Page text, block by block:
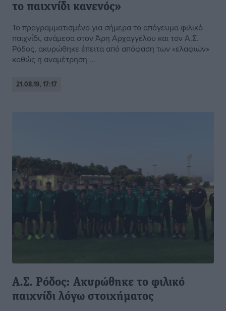
το παιχνίδι κανενός»
Το προγραμματισμένο για σήμερα το απόγευμα φιλικό
παιχνίδι, ανάμεσα στον Άρη Αρχαγγέλου και τον Α.Σ.
Ρόδος, ακυρώθηκε έπειτα από απόφαση των «ελαφιών»
καθώς η αναμέτρηση ...
21.08.19, 17:17
Α.Σ. Ρόδος: Ακυρώθηκε το φιλικό
παιχνίδι λόγω στοιχήματος